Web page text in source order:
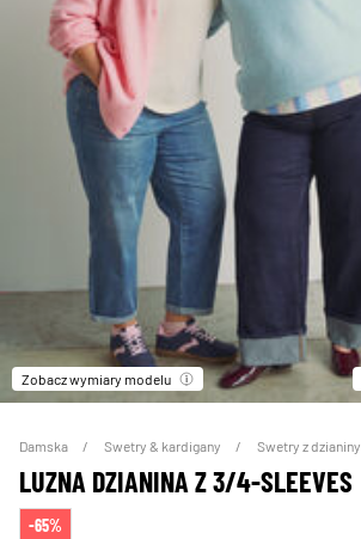
Zobacz wymiary modelu
Damska Swetry & kardigany Swetry z dzianiny
LUZNA DZIANINA Z 3/4-SLEEVES
-65%